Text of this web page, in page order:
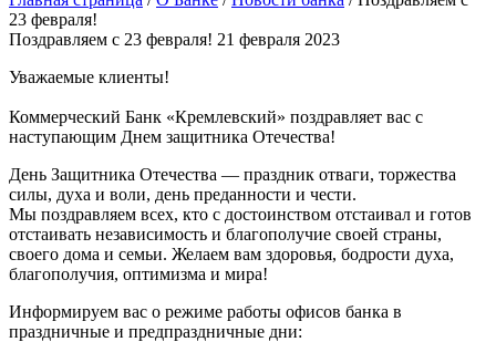
23 февраля!
Поздравляем c 23 февраля! 21 февраля 2023
Уважаемые клиенты!
Коммерческий Банк «Кремлевский» поздравляет вас с
наступающим Днем защитника Отечества!
День Защитника Отечества — праздник отваги, торжества
силы, духа и воли, день преданности и чести.
Мы поздравляем всех, кто с достоинством отстаивал и готов
отстаивать независимость и благополучие своей страны,
своего дома и семьи. Желаем вам здоровья, бодрости духа,
благополучия, оптимизма и мира!
Информируем вас о режиме работы офисов банка в
праздничные и предпраздничные дни: